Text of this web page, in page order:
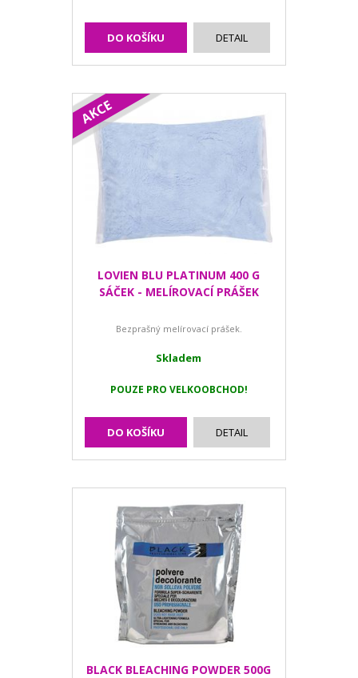
DO KOŠÍKU DETAIL
LOVIEN BLU PLATINUM 400 G
SÁČEK - MELÍROVACÍ PRÁŠEK
Bezprašný melírovací prášek.
Skladem
POUZE PRO VELKOOBCHOD!
DO KOŠÍKU DETAIL
BLACK BLEACHING POWDER 500G